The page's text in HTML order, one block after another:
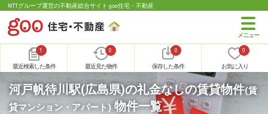
NTTグループ運営の不動産総合サイト goo住宅・不動産
1
最近検索した条件
0
最近見た物件
0
保存した条件
0
お気に入り
河戸帆待川駅(広島県)の礼金なしの賃貸物件(賃
貸マンション・アパート) 物件一覧